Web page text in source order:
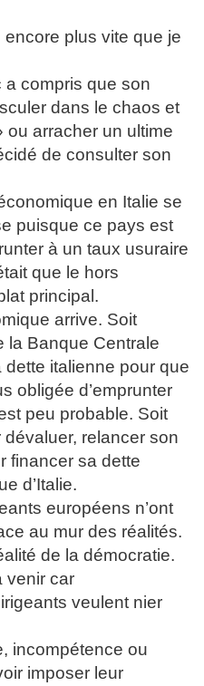
plus vite que je
a compris que son
dans le chaos et
ou arracher un ultime
de consulter son
en Italie se
puisque ce pays est
à un taux usuraire
que le hors
principal.
arrive. Soit
la Banque Centrale
italienne pour que
obligée d’emprunter
peu probable. Soit
dévaluer, relancer son
financer sa dette
d’Italie.
européens n’ont
au mur des réalités.
de la démocratie.
venir car
veulent nier
incompétence ou
imposer leur